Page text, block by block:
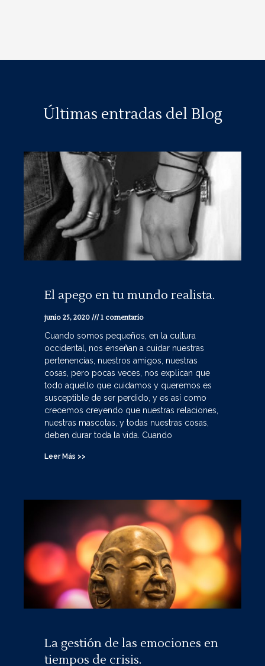
Últimas entradas del Blog
El apego en tu mundo realista.
junio 25, 2020 1 comentario
Cuando somos pequeños, en la cultura
occidental, nos enseñan a cuidar nuestras
pertenencias, nuestros amigos, nuestras
cosas, pero pocas veces, nos explican que
todo aquello que cuidamos y queremos es
susceptible de ser perdido, y es así como
crecemos creyendo que nuestras relaciones,
nuestras mascotas, y todas nuestras cosas,
deben durar toda la vida. Cuando
Leer Más >>
La gestión de las emociones en
tiempos de crisis.